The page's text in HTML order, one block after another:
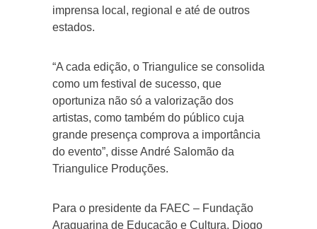
imprensa local, regional e até de outros
estados.
“A cada edição, o Triangulice se consolida
como um festival de sucesso, que
oportuniza não só a valorização dos
artistas, como também do público cuja
grande presença comprova a importância
do evento”, disse André Salomão da
Triangulice Produções.
Para o presidente da FAEC – Fundação
Araguarina de Educação e Cultura, Diogo